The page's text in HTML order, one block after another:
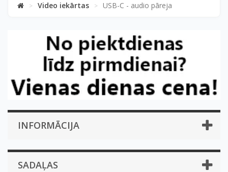
> Video iekārtas > USB-C - audio pāreja
INFORMĀCIJA
SADAĻAS